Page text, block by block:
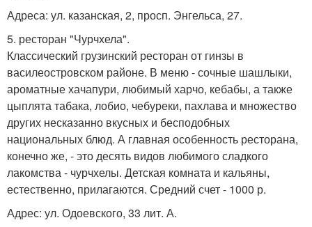
Адреса: ул. казанская, 2, просп. Энгельса, 27.
5. ресторан "Чурчхела".
Классический грузинский ресторан от гинзы в
василеостровском районе. В меню - сочные шашлыки,
ароматные хачапури, любимый харчо, кебабы, а также
цыплята табака, лобио, чебуреки, пахлава и множество
других несказанно вкусных и бесподобных
национальных блюд. А главная особенность ресторана,
конечно же, - это десять видов любимого сладкого
лакомства - чурчхелы. Детская комната и кальяны,
естественно, прилагаются. Средний счет - 1000 р.
Адрес: ул. Одоевского, 33 лит. А.